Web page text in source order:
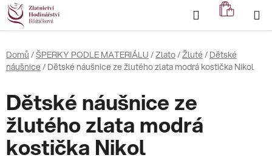
Přejít
na
obsah
Hledat
KOŠÍK
Domů /ŠPERKY PODLE MATERIÁLU /Zlato/Žluté/ Dětské
náušnice/ Dětské náušnice ze žlutého zlata modrá kostička Nikol
Dětské náušnice ze
žlutého zlata modrá
kostička Nikol